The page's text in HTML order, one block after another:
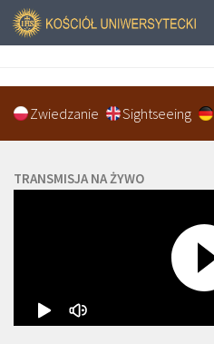
Zwiedzanie Sightseeing
TRANSMISJA NA ŻYWO